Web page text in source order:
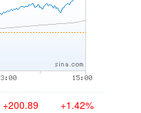
+200.89 +1.42%